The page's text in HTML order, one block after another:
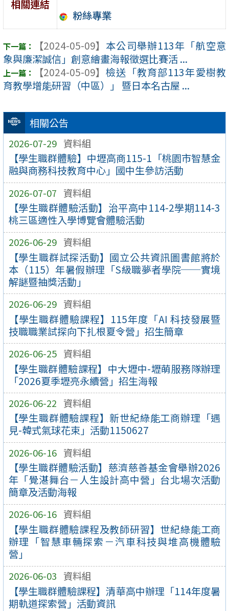
相關公告
2026-07-29 資料組
【學生職群體驗】中壢高商115-1「桃園市智慧金
融與商務科技教育中心」國中生參訪活動
2026-07-07 資料組
【學生職群體驗活動】治平高中114-2學期114-3
桃三區適性入學博覽會體驗活動
2026-06-29 資料組
【學生職群試探活動】國立公共資訊圖書館將於
本（115）年暑假辦理「S級職夢者學院──實境
解謎暨抽獎活動」
2026-06-29 資料組
【學生職群體驗課程】115年度「AI 科技發展暨
技職職業試探向下扎根夏令營」招生簡章
2026-06-25 資料組
【學生職群體驗課程】中大壢中-壢萌服務隊辦理
「2026夏季壢亮永續營」招生海報
2026-06-22 資料組
【學生職群體驗課程】新世紀綠能工商辦理「遇
見-韓式氣球花束」活動1150627
2026-06-16 資料組
【學生職群體驗活動】慈濟慈善基金會舉辦2026
年「覺湛舞台－人生設計高中營」台北場次活動
簡章及活動海報
2026-06-16 資料組
【學生職群體驗課程及教師研習】世紀綠能工商
辦理「智慧車輛探索－汽車科技與堆高機體驗
營」
2026-06-03 資料組
【學生職群體驗課程】清華高中辦理「114年度暑
期軌道探索營」活動資訊
相關連結
粉絲專業
【2024-05-09】 本公司舉辦113年「航空意
象與廉潔誠信」創意繪畫海報徵選比賽活 ...
【2024-05-09】 檢送「教育部113年愛樹教
育教學增能研習（中區）」 暨日本名古屋 ...